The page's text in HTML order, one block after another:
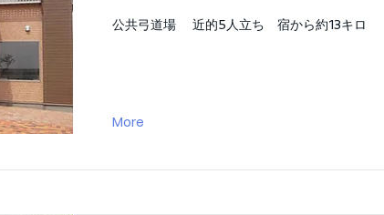
公共弓道場 近的5人立ち 宿から約13キロ
More